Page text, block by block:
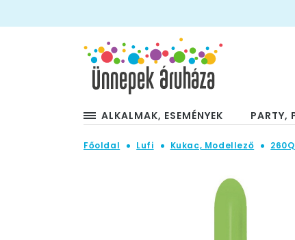
ALKALMAK, ESEMÉNYEK PARTY,
Főoldal Lufi Kukac, Modellező